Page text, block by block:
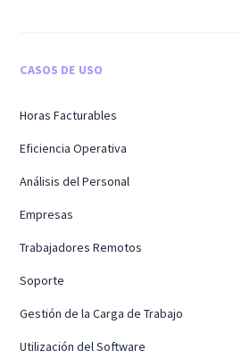
CASOS DE USO
Horas Facturables
Eficiencia Operativa
Análisis del Personal
Empresas
Trabajadores Remotos
Soporte
Gestión de la Carga de Trabajo
Utilización del Software